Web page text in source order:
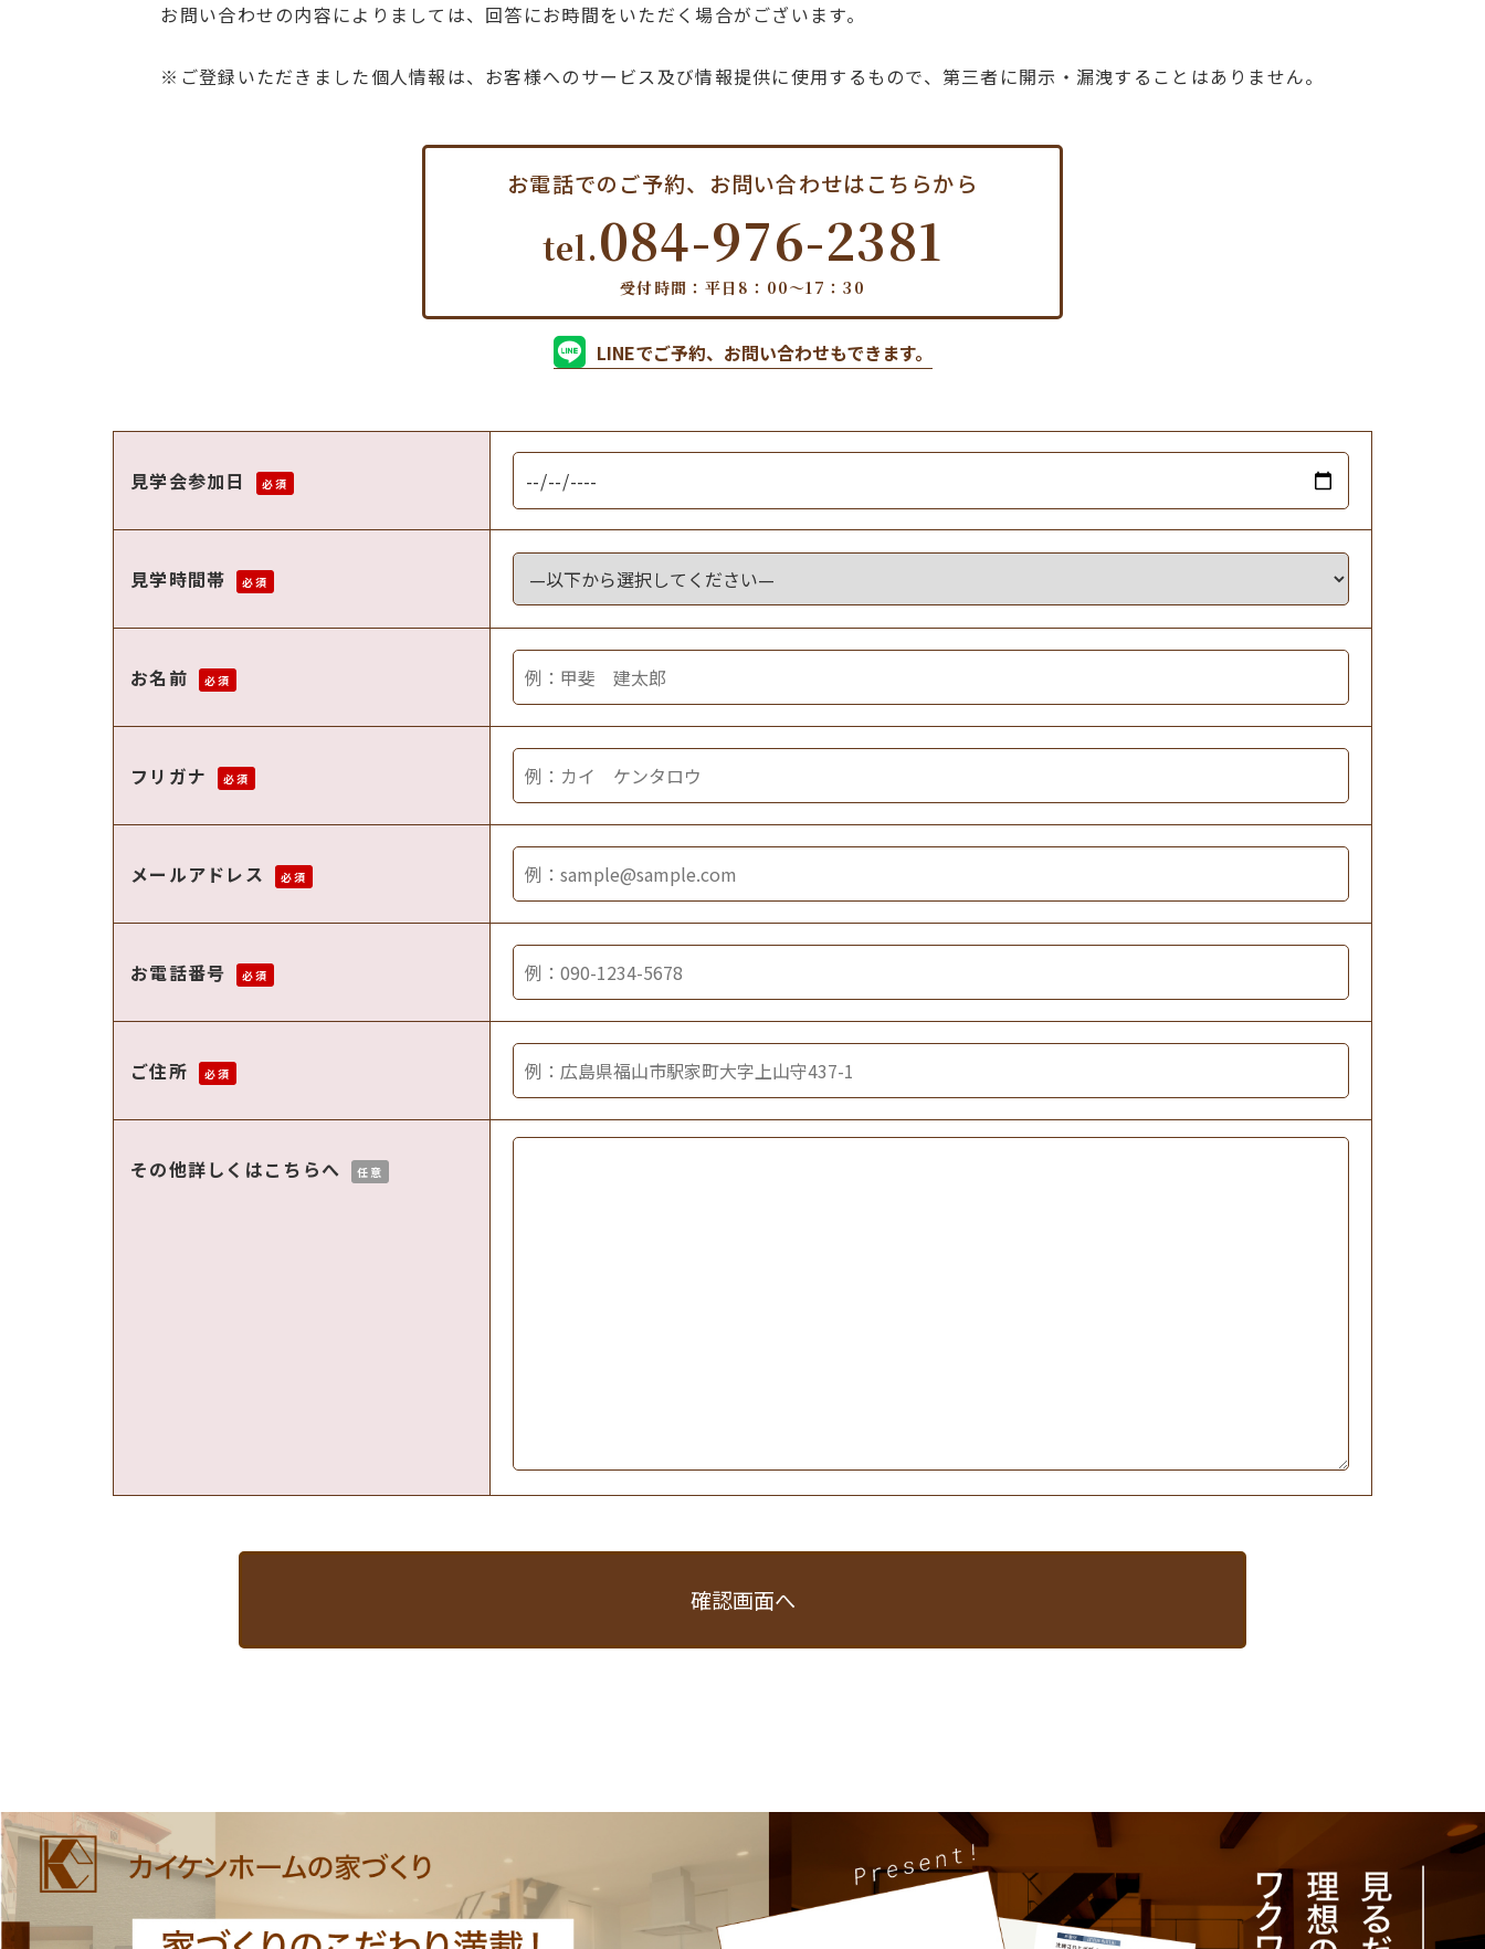
お問い合わせの内容によりましては、回答にお時間をいただく場合がございます。
※ご登録いただきました個人情報は、お客様へのサービス及び情報提供に使用するもので、第三者に開示・漏洩することはありません。
お電話でのご予約、お問い合わせはこちらから
tel.084-976-2381
受付時間：平日8：00～17：30
LINEでご予約、お問い合わせもできます。
見学会参加日 必須
見学時間帯 必須
お名前 必須
フリガナ 必須
メールアドレス 必須
お電話番号 必須
ご住所 必須
その他詳しくはこちらへ 任意